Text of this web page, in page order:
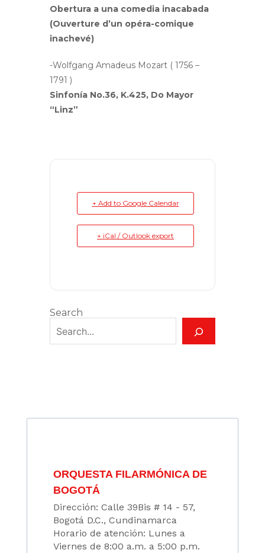
Obertura a una comedia inacabada
(Ouverture d’un opéra-comique
inachevé)
-Wolfgang Amadeus Mozart ( 1756 –
1791 )
Sinfonía No.36, K.425, Do Mayor
“Linz”
+ Add to Google Calendar
+ iCal / Outlook export
Search
ORQUESTA FILARMÓNICA DE
BOGOTÁ
Dirección: Calle 39Bis # 14 - 57,
Bogotá D.C., Cundinamarca
Horario de atención: Lunes a
Viernes de 8:00 a.m. a 5:00 p.m.